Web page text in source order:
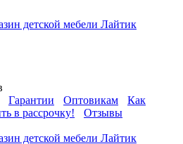
Гарантии Оптовикам
Как
в рассрочку!
Отзывы